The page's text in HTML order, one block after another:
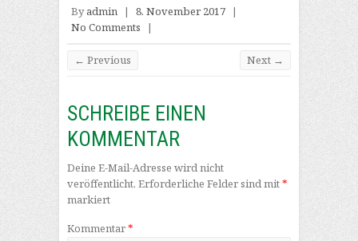
Byadmin | 8. November 2017 |
No Comments
|
← Previous Next →
SCHREIBE EINEN
KOMMENTAR
Deine E-Mail-Adresse wird nicht
veröffentlicht. Erforderliche Felder sind mit*
markiert
Kommentar*